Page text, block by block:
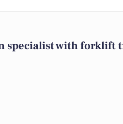
specialist with forklift